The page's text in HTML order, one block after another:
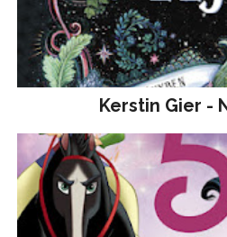
Kerstin Gier -